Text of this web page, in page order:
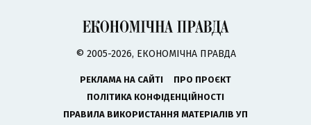
© 2005-2026, ЕКОНОМІЧНА ПРАВДА
РЕКЛАМА НА САЙТІ
ПРО ПРОЄКТ
ПОЛІТИКА КОНФІДЕНЦІЙНОСТІ
ПРАВИЛА ВИКОРИСТАННЯ МАТЕРІАЛІВ УП